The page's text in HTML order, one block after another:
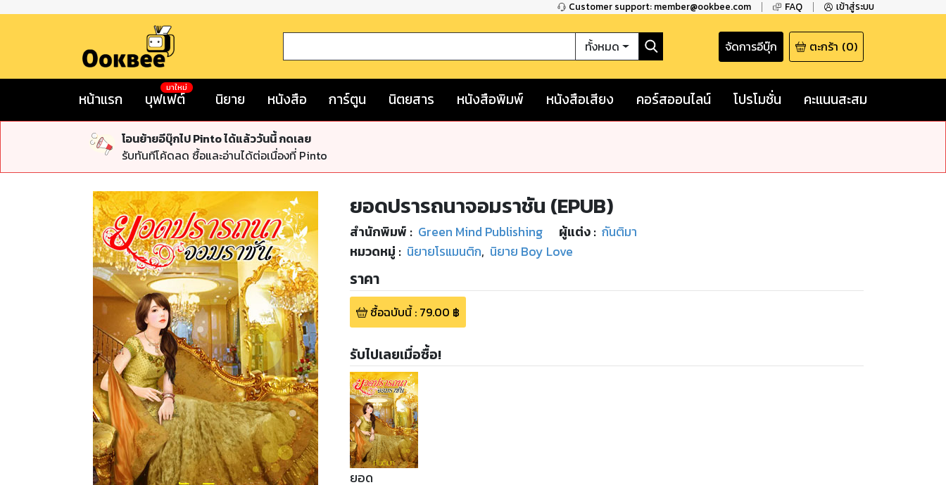
Customer support: member@ookbee.com FAQ เข้าสู่ระบบ
ทั้งหมด จัดการอีบุ๊ก ตะกร้า (0)
หน้าแรก บุฟเฟต์
มาใหม่
นิยาย หนังสือ การ์ตูน นิตยสาร หนังสือพิมพ์ หนังสือเสียง คอร์สออนไลน์ โปรโมชั่น คะแนนสะสม
โอนย้ายอีบุ๊กไป Pinto ได้แล้ววันนี้ กดเลย
รับทันทีโค้ดลด ซื้อและอ่านได้ต่อเนื่องที่ Pinto
ยอดปรารถนาจอมราชัน (EPUB)
สำนักพิมพ์ : Green Mind Publishing ผู้แต่ง : กันติมา
หมวดหมู่ : นิยายโรแมนติก, นิยาย Boy Love
ราคา
ซื้อฉบับนี้: 79.00 ฿
รับไปเลยเมื่อซื้อ!
ยอด